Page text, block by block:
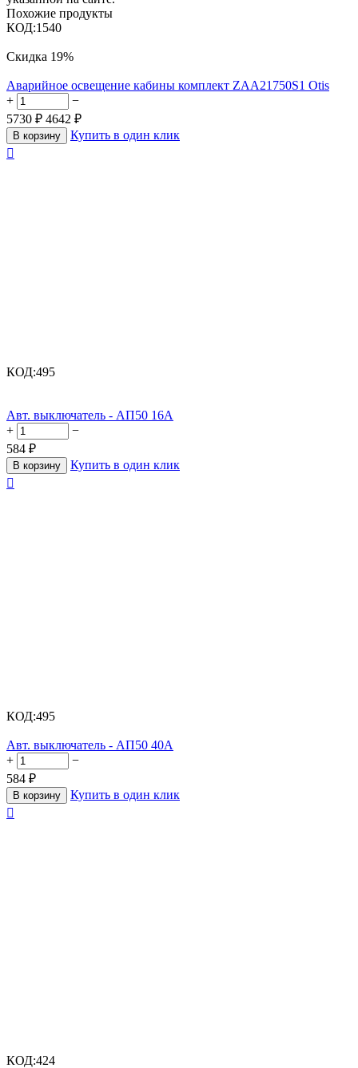
Похожие продукты
КОД:1540
Скидка 19%
Аварийное освещение кабины комплект ZAA21750S1 Otis
+
−
5730 ₽ 4642 ₽
В корзину
Купить в один клик

КОД:495
Авт. выключатель - АП50 16А
+
−
584 ₽
В корзину
Купить в один клик

КОД:495
Авт. выключатель - АП50 40А
+
−
584 ₽
В корзину
Купить в один клик

КОД:424